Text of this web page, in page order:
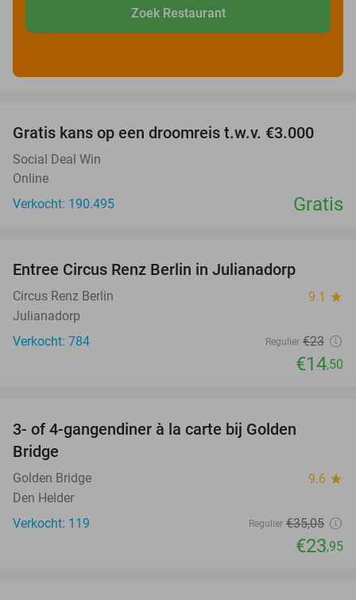
Zoek Restaurant
Gratis kans op een droomreis t.w.v. €3.000
Social Deal Win
Online
Verkocht: 190.495
Gratis
Entree Circus Renz Berlin in Julianadorp
Circus Renz Berlin 9.1 star
Julianadorp
Verkocht: 784
Regulier €23
€14,50
3- of 4-gangendiner à la carte bij Golden
Bridge
Golden Bridge 9.6 star
Den Helder
Verkocht: 119
Regulier €35,05
€23,95